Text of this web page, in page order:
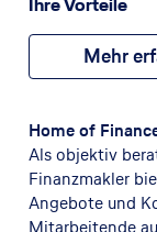
Ihre Vorteile
Mehr
Home of
Als objektiv
Finanzmakler
Angebote und
Mitarbeitende